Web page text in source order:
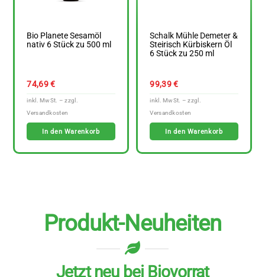
Bio Planete Sesamöl
nativ 6 Stück zu 500 ml
74,69€
In den Warenkorb
Schalk Mühle Demeter &
Steirisch Kürbiskern Öl
6 Stück zu 250 ml
99,39€
In den Warenkorb
Produkt-Neuheiten
Jetzt neu bei Biovorrat